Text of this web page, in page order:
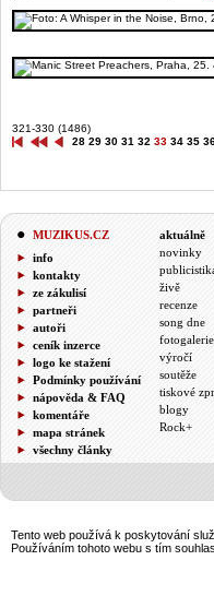
321-330 (1486)
28 29 30 31 32 33 34 35
MUZIKUS.CZ
info
kontakty
ze zákulisí
partneři
autoři
ceník inzerce
logo ke stažení
Podmínky používání
nápověda & FAQ
komentáře
mapa stránek
všechny články
aktuálně
novinky
živě
recenze
song dne
fotogalerie
výročí
soutěže
tiskové
blogy
Rock+
Tento web používá k poskytování
Používáním tohoto webu s tím